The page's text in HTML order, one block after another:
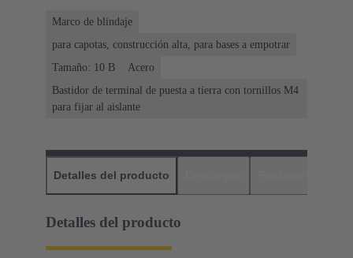
Marco de blindaje
para capotas, construcción alta, para bases a empotrar
Tamaño: 10 B
Acero
Bastidor de terminal de puesta a tierra con tornillos M4
para fijar al aislante
Detalles del producto
Detalles del producto